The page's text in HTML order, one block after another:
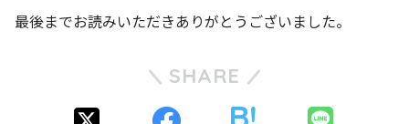
最後までお読みいただきありがとうございました。
SHARE